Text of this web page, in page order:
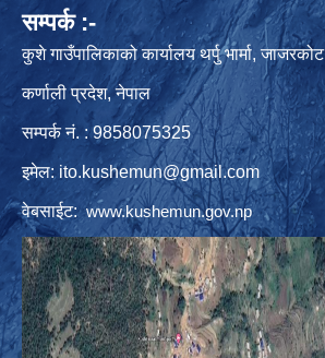
सम्पर्क :-
कुशे गाउँपालिकाको कार्यालय थर्पु भार्मा, जाजरकोट
कर्णाली प्रदेश, नेपाल
सम्पर्क नं. : 9858075325
इमेल: ito.kushemun@gmail.com
वेबसाईट:www.kushemun.gov.np